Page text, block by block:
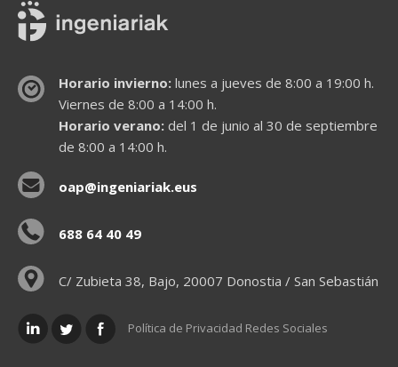
Horario invierno:lunes a jueves de 8:00 a 19:00 h.
Viernes de 8:00 a 14:00 h.
Horario verano:del 1 de junio al 30 de septiembre
de 8:00 a 14:00 h.
oap@ingeniariak.eus
688 64 40 49
C/ Zubieta 38, Bajo, 20007 Donostia / San Sebastián
Política de Privacidad Redes Sociales